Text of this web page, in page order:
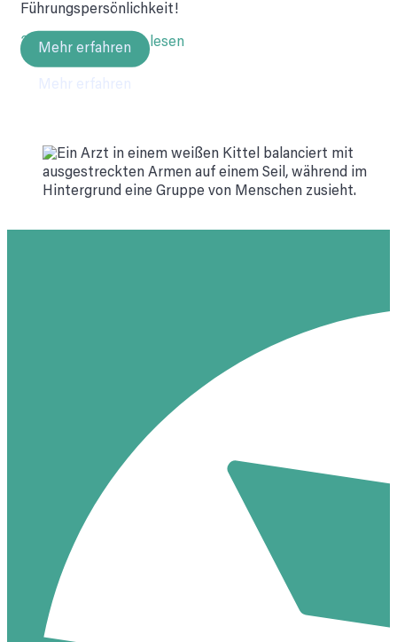
Führungspersönlichkeit!
23.06.2025 • 11 Min lesen
Mehr erfahren